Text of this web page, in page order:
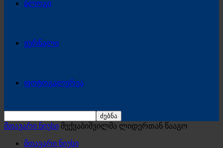
ბლოგი
ჟურნალი
ფოტოგალერეა
მთავარი ნიუსი მექვაბიშვილმა ლიდერთან წააგო
მთავარი ნიუსი